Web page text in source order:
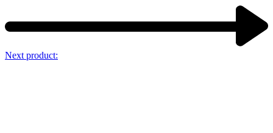
Next product: